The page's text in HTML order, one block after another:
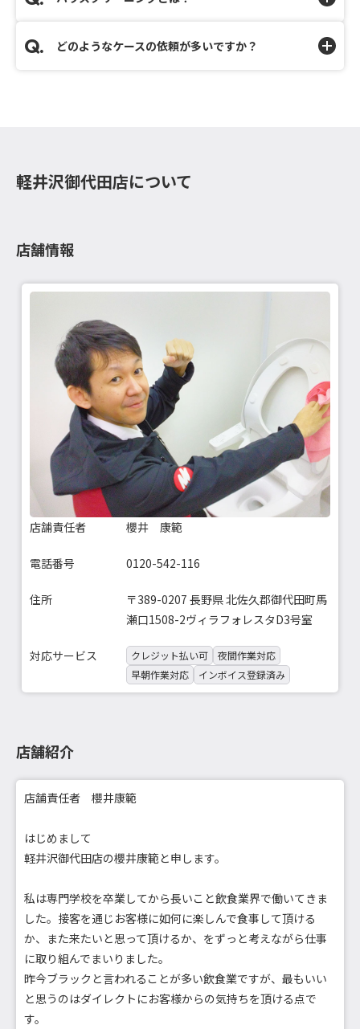
どのようなケースの依頼が多いですか？
軽井沢御代田店について
店舗情報
店舗責任者 櫻井 康範
電話番号 0120-542-116
住所
〒389-0207 長野県 北佐久郡御代田町馬
瀬口1508-2ヴィラフォレスタD3号室
対応サービス クレジット払い可
夜間作業対応
早朝作業対応
インボイス登録済み
店舗紹介
店舗責任者 櫻井康範
はじめまして
軽井沢御代田店の櫻井康範と申します。
私は専門学校を卒業してから長いこと飲食業界で働いてきま
した。接客を通じお客様に如何に楽しんで食事して頂ける
か、また来たいと思って頂けるか、をずっと考えながら仕事
に取り組んでまいりました。
昨今ブラックと言われることが多い飲食業ですが、最もいい
と思うのはダイレクトにお客様からの気持ちを頂ける点で
す。